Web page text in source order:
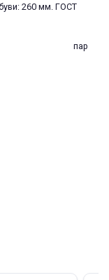
260 мм. ГОСТ
пар